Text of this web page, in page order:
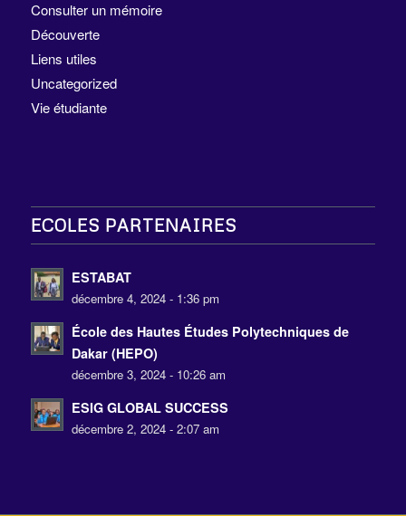
Consulter un mémoire
Découverte
Liens utiles
Uncategorized
Vie étudiante
ECOLES PARTENAIRES
ESTABAT
décembre 4, 2024 - 1:36 pm
École des Hautes Études Polytechniques de
Dakar (HEPO)
décembre 3, 2024 - 10:26 am
ESIG GLOBAL SUCCESS
décembre 2, 2024 - 2:07 am